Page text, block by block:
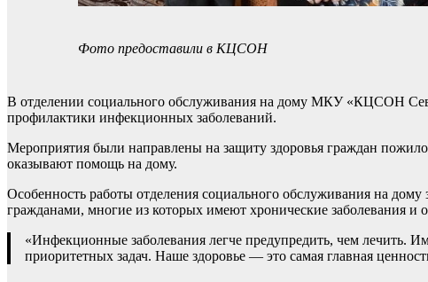
Фото предоставили в КЦСОН
В отделении социального обслуживания на дому МКУ «КЦСОН
профилактики инфекционных заболеваний.
Мероприятия были направлены на защиту здоровья граждан
оказывают помощь на дому.
Особенность работы отделения социального обслуживания на
гражданами, многие из которых имеют хронические заболевания и
«Инфекционные заболевания легче предупредить, чем лечить.
приоритетных задач. Наше здоровье — это самая главная